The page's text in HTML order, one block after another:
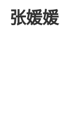
张媛媛